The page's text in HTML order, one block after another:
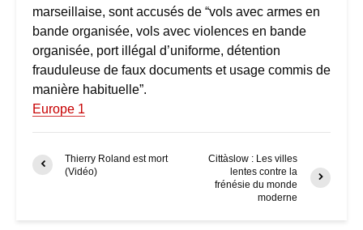
marseillaise, sont accusés de “vols avec armes en
bande organisée, vols avec violences en bande
organisée, port illégal d’uniforme, détention
frauduleuse de faux documents et usage commis de
manière habituelle”.
Europe 1
Thierry Roland est mort
(Vidéo)
Cittàslow : Les villes
lentes contre la
frénésie du monde
moderne